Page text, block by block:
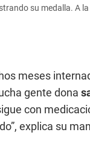
su medalla. A
meses
gente dona
con
explica su